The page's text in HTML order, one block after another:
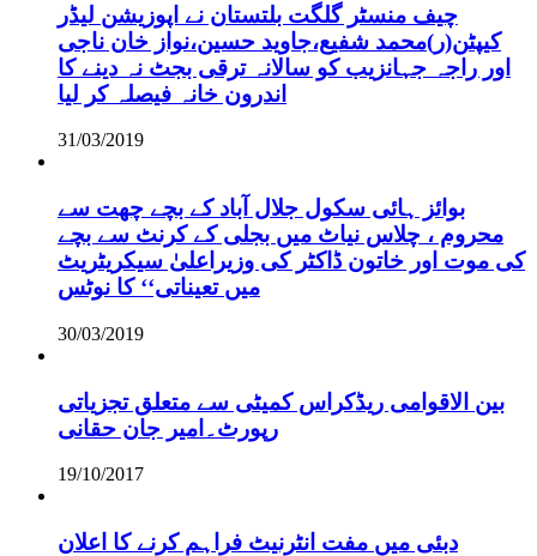
چیف منسٹر گلگت بلتستان نے اپوزیشن لیڈر
کیپٹن(ر)محمد شفیع،جاوید حسین،نواز خان ناجی
اور راجہ جہانزیب کو سالانہ ترقی بجٹ نہ دینے کا
اندرون خانہ فیصلہ کر لیا
31/03/2019
بوائز ہائی سکول جلال آباد کے بچے چھت سے
محروم ، چلاس نیاٹ میں بجلی کے کرنٹ سے بچے
کی موت اور خاتون ڈاکٹر کی وزیراعلیٰ سیکریٹریٹ
میں تعیناتی‘‘ کا نوٹس
30/03/2019
بین الاقوامی ریڈکراس کمیٹی سے متعلق تجزیاتی
رپورٹ۔امیر جان حقانی
19/10/2017
دبئی میں مفت انٹرنیٹ فراہم کرنے کا اعلان